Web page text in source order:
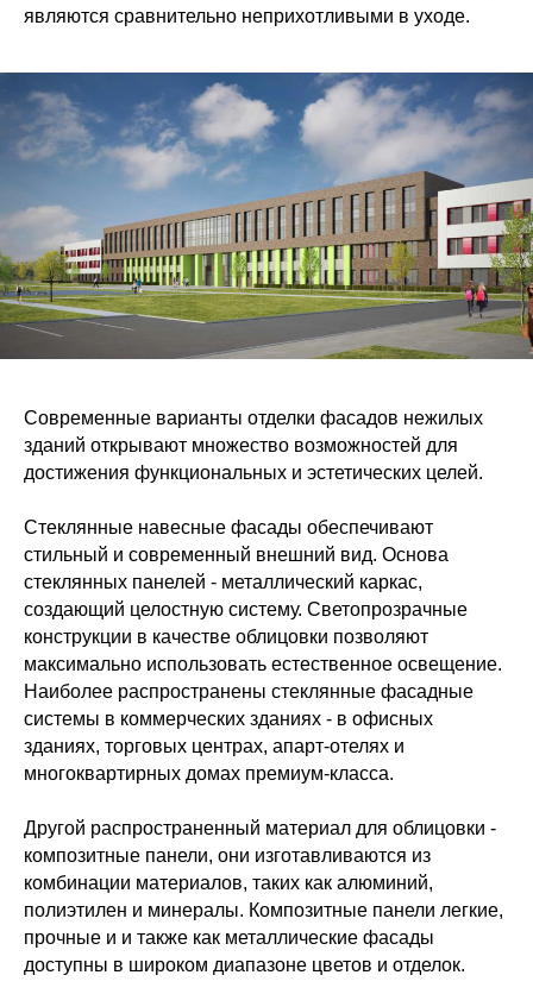
являются сравнительно неприхотливыми в уходе.
Современные варианты отделки фасадов нежилых
зданий открывают множество возможностей для
достижения функциональных и эстетических целей.
Стеклянные навесные фасады обеспечивают
стильный и современный внешний вид. Основа
стеклянных панелей - металлический каркас,
создающий целостную систему. Светопрозрачные
конструкции в качестве облицовки позволяют
максимально использовать естественное освещение.
Наиболее распространены стеклянные фасадные
системы в коммерческих зданиях - в офисных
зданиях, торговых центрах, апарт-отелях и
многоквартирных домах премиум-класса.
Другой распространенный материал для облицовки -
композитные панели, они изготавливаются из
комбинации материалов, таких как алюминий,
полиэтилен и минералы. Композитные панели легкие,
прочные и и также как металлические фасады
доступны в широком диапазоне цветов и отделок.